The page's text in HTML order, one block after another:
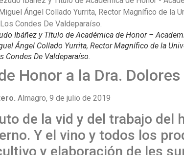
Ibáñez y Título de Académica de Honor –
Ángel Collado Yurrita, Rector Magnífico de la
Condes De Valdeparaíso.
Honor a la Dra. Dolores
Almagro, 9 de julio de 2019
de la vid y del trabajo del
Y el vino y todos los
y elaboración de les